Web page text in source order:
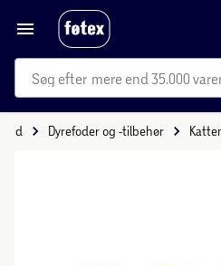
mere end 35.000
Dyrefoder og -tilbehør